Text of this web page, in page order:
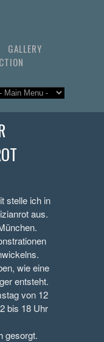
GALLERY
stelle ich in
aus.
wie eine
entsteht.
von 12
bis 18 Uhr
gesorgt.